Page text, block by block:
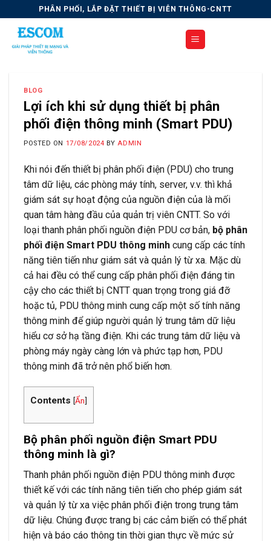
to
content
PHÂN PHỐI, LẮP ĐẶT THIẾT BỊ VIỄN THÔNG-CNTT
BLOG
Lợi ích khi sử dụng thiết bị phân
phối điện thông minh (Smart PDU)
POSTED ON 17/08/2024 BYADMIN
Khi nói đến thiết bị phân phối điện (PDU) cho trung
tâm dữ liệu, các phòng máy tính, server, v.v. thì khả
giám sát sự hoạt động của nguồn điện của là mối
quan tâm hàng đầu của quản trị viên CNTT. So với
loại thanh phân phối nguồn điện PDU cơ bản, bộ phân
phối điện Smart PDU thông minh cung cấp các tính
năng tiên tiến như giám sát và quản lý từ xa. Mặc dù
cả hai đều có thể cung cấp phân phối điện đáng tin
cậy cho các thiết bị CNTT quan trọng trong giá đỡ
hoặc tủ, PDU thông minh cung cấp một số tính năng
thông minh để giúp người quản lý trung tâm dữ liệu
hiểu cơ sở hạ tầng điện. Khi các trung tâm dữ liệu và
phòng máy ngày càng lớn và phức tạp hơn, PDU
thông minh đã trở nên phổ biến hơn.
Contents [Ẩn]
Bộ phân phối nguồn điện Smart PDU
thông minh là gì?
Thanh phân phối nguồn điện PDU thông minh được
thiết kế với các tính năng tiên tiến cho phép giám sát
và quản lý từ xa việc phân phối điện trong trung tâm
dữ liệu. Chúng được trang bị các cảm biến có thể phát
hiện và báo cáo thông tin thời gian thực về mức sử